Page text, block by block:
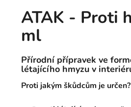
ATAK - Proti
ml
Přírodní přípravek ve
létajícího hmyzu v
Proti jakým škůdcům je určen?